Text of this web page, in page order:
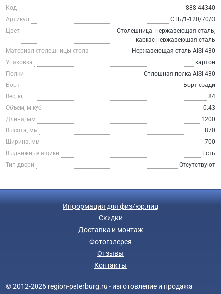
Код
888-44340
Артикул
СТБ/1-120/70/О
Цвет
Столешница- нержавеющая сталь,
каркас-нержавеющая сталь
Материал столешницы стола
Нержавеющая сталь AISI 430
Упаковка
картон
Полки
Сплошная полка AISI 430
Борт
Борт сзади
Вес, кг
84
Объем, м.куб
0.43
Длина, мм
1200
Высота, мм
870
Ширина, мм
700
Выдвижные ящики
Есть
Тип двери
Отсутствуют
Информация для физ/юр.лиц
Скидки
Доставка и монтаж
Фотогалерея
Отзывы
Контакты
© 2012-2026 region-peterburg.ru - изготовление и продажа